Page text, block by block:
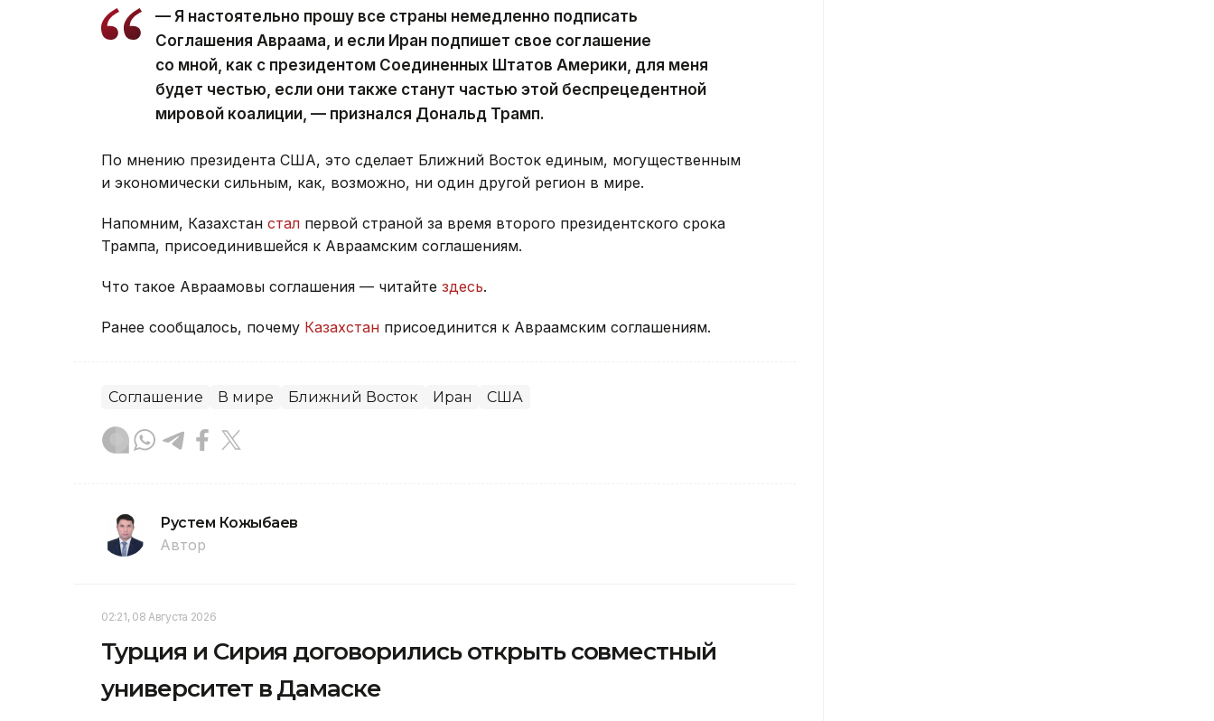
— Я настоятельно прошу все страны немедленно подписать
Соглашения Авраама, и если Иран подпишет свое соглашение
со мной, как с президентом Соединенных Штатов Америки, для меня
будет честью, если они также станут частью этой беспрецедентной
мировой коалиции, — признался Дональд Трамп.
По мнению президента США, это сделает Ближний Восток единым, могущественным
и экономически сильным, как, возможно, ни один другой регион в мире.
Напомним, Казахстан стал первой страной за время второго президентского срока
Трампа, присоединившейся к Авраамским соглашениям.
Что такое Авраамовы соглашения — читайте здесь.
Ранее сообщалось, почему Казахстан присоединится к Авраамским соглашениям.
Соглашение В мире Ближний Восток Иран США
Рустем Кожыбаев
Автор
02:21, 08 Августа 2026
Турция и Сирия договорились открыть совместный
университет в Дамаске